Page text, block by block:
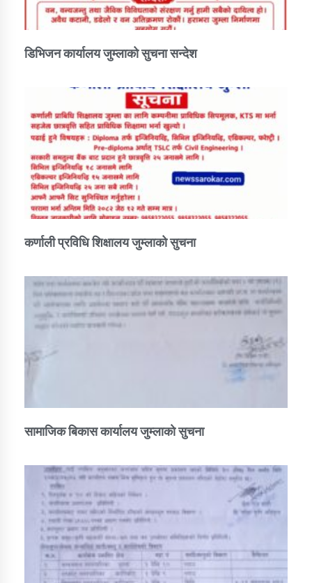
डिभिजन कार्यालय जुम्लाको सुचना सन्देश
कर्णाली प्रविधि शिक्षालय जुम्लाको सुचना
सामाजिक बिकास कार्यालय जुम्लाकाे सुचना